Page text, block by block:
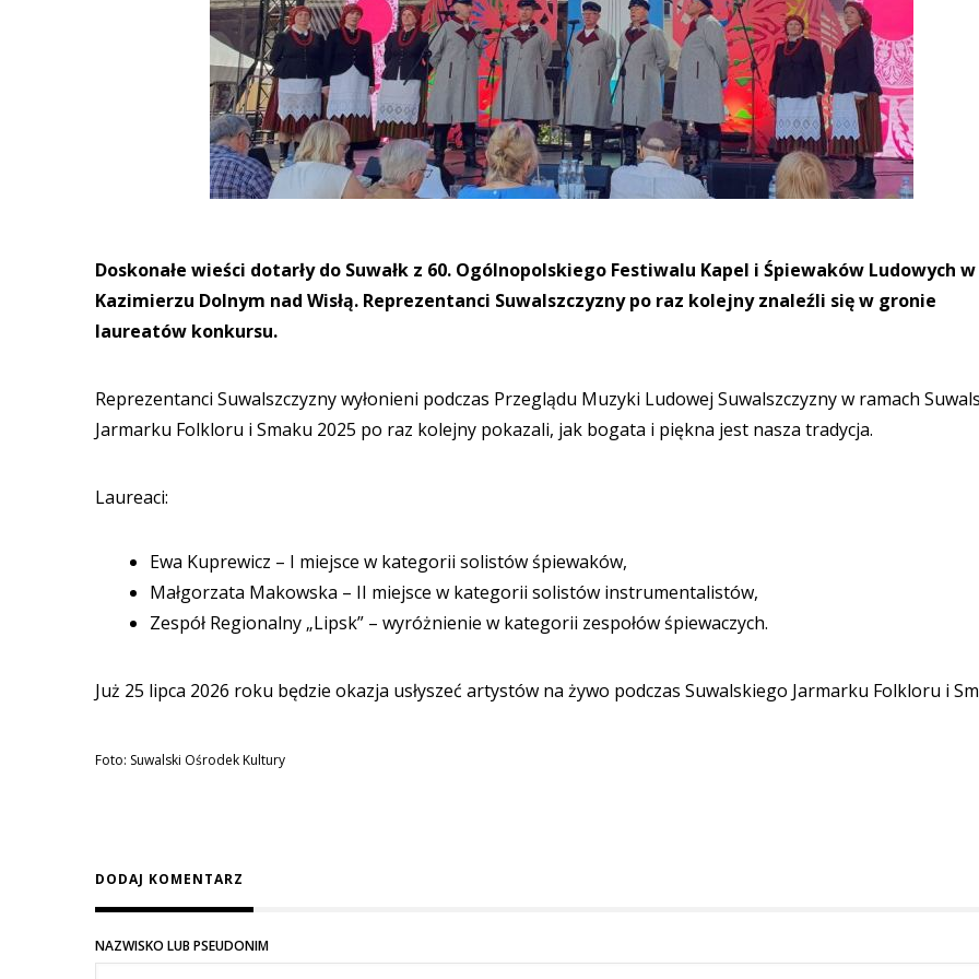
Doskonałe wieści dotarły do Suwałk z 60. Ogólnopolskiego Festiwalu Kapel i Śpiewaków Ludowych w
Kazimierzu Dolnym nad Wisłą. Reprezentanci Suwalszczyzny po raz kolejny znaleźli się w gronie
laureatów konkursu.
Reprezentanci Suwalszczyzny wyłonieni podczas Przeglądu Muzyki Ludowej Suwalszczyzny w ramach
Jarmarku Folkloru i Smaku 2025 po raz kolejny pokazali, jak bogata i piękna jest nasza tradycja.
Laureaci:
Ewa Kuprewicz – I miejsce w kategorii solistów śpiewaków,
Małgorzata Makowska – II miejsce w kategorii solistów instrumentalistów,
Zespół Regionalny „Lipsk” – wyróżnienie w kategorii zespołów śpiewaczych.
Już 25 lipca 2026 roku będzie okazja usłyszeć artystów na żywo podczas Suwalskiego Jarmarku Folkloru i
Foto: Suwalski Ośrodek Kultury
DODAJ KOMENTARZ
NAZWISKO LUB PSEUDONIM